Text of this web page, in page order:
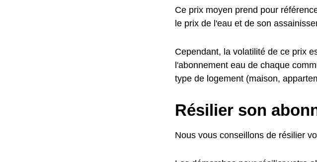
Ce prix moyen prend pour
le prix de l'eau et de son
Cependant, la volatilité de ce prix
l'abonnement eau de chaque
type de logement (maison,
Résilier son
Nous vous conseillons de résilier